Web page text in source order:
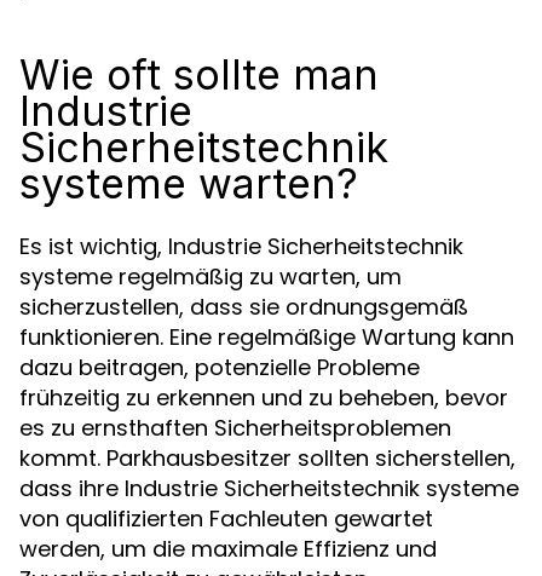
Wie oft sollte man
Industrie
Sicherheitstechnik
systeme warten?
Es ist wichtig, Industrie Sicherheitstechnik
systeme regelmäßig zu warten, um
sicherzustellen, dass sie ordnungsgemäß
funktionieren. Eine regelmäßige Wartung kann
dazu beitragen, potenzielle Probleme
frühzeitig zu erkennen und zu beheben, bevor
es zu ernsthaften Sicherheitsproblemen
kommt. Parkhausbesitzer sollten sicherstellen,
dass ihre Industrie Sicherheitstechnik systeme
von qualifizierten Fachleuten gewartet
werden, um die maximale Effizienz und